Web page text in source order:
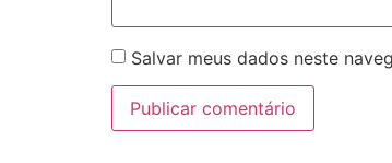
Salvar meus dados neste